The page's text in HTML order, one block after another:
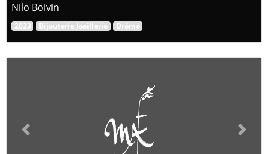
Nilo Boivin
2023 Bijouterie Joaillerie Drôme
Previous Next